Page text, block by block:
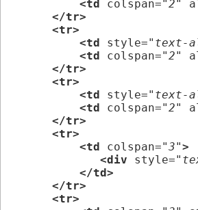
<td colspan="2"
</tr>
<tr>
<td style="text-
<td colspan="2"
</tr>
<tr>
<td style="text-
<td colspan="2"
</tr>
<tr>
<td colspan="3">
<div style=
</td>
</tr>
<tr>